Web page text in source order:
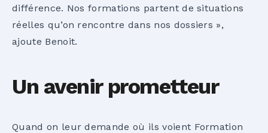
différence. Nos formations partent de situations
réelles qu’on rencontre dans nos dossiers »,
ajoute Benoit.
Un avenir prometteur
Quand on leur demande où ils voient Formation